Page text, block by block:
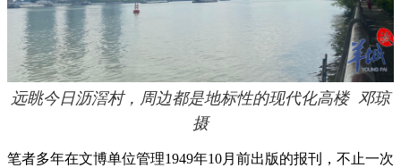
远眺今日沥滘村，周边都是地标性的现代化高楼 邓琼
摄
笔者多年在文博单位管理1949年10月前出版的报刊，不止一次